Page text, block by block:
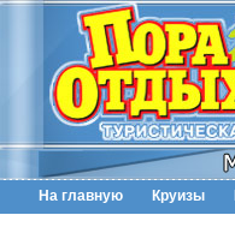
На главную Круизы